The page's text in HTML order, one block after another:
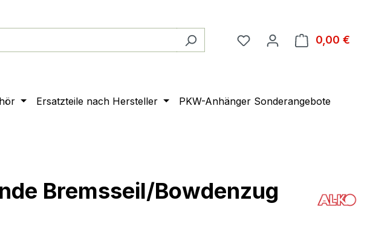
0,00 €
Ersatzteile nach Hersteller
PKW-Anhänger Sonderangebote
Bremsseil/Bowdenzug